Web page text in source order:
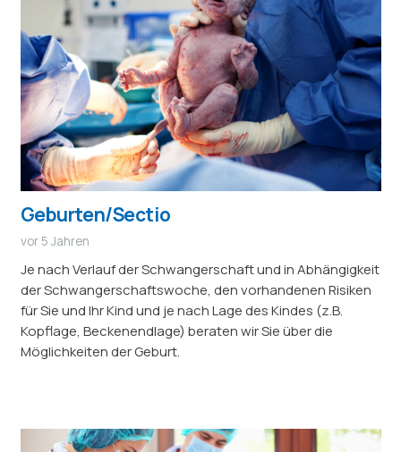
Geburten/Sectio
vor 5 Jahren
Je nach Verlauf der Schwangerschaft und in Abhängigkeit
der Schwangerschaftswoche, den vorhandenen Risiken
für Sie und Ihr Kind und je nach Lage des Kindes (z.B.
Kopflage, Beckenendlage) beraten wir Sie über die
Möglichkeiten der Geburt.